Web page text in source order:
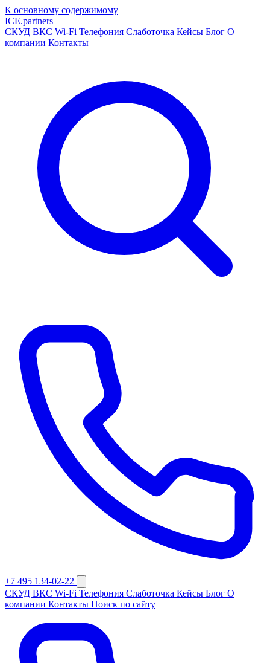
К основному содержимому
ICE.partners
СКУД ВКС Wi-Fi Телефония Слаботочка Кейсы Блог О
компании Контакты
+7 495 134-02-22
СКУД ВКС Wi-Fi Телефония Слаботочка Кейсы Блог О
компании Контакты Поиск по сайту